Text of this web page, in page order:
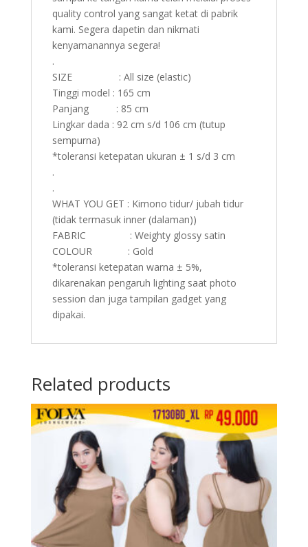
quality control yang sangat ketat di pabrik
kami. Segera dapetin dan nikmati
kenyamanannya segera!
.
SIZE : All size (elastic)
Tinggi model : 165 cm
Panjang : 85 cm
Lingkar dada : 92 cm s/d 106 cm (tutup
sempurna)
*toleransi ketepatan ukuran ± 1 s/d 3 cm
.
.
WHAT YOU GET : Kimono tidur/ jubah tidur
(tidak termasuk inner (dalaman))
FABRIC : Weighty glossy satin
COLOUR : Gold
*toleransi ketepatan warna ± 5%,
dikarenakan pengaruh lighting saat photo
session dan juga tampilan gadget yang
dipakai.
Related products